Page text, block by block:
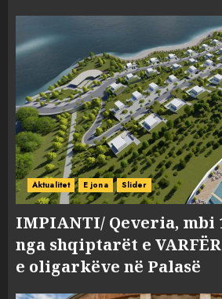
Aktualitet E jona Slider
IMPIANTI/ Qeveria, mbi
nga shqiptarët e
e oligarkëve në Palasë